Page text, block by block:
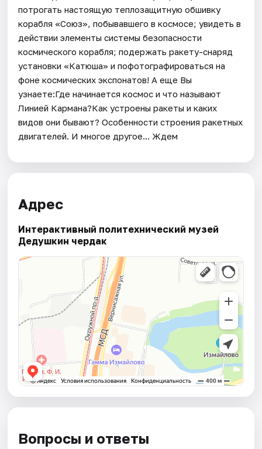
потрогать настоящую теплозащитную обшивку
корабля «Союз», побывавшего в космосе; увидеть в
действии элементы системы безопасности
космического корабля; подержать ракету-снаряд
установки «Катюша» и пофотографироваться на
фоне космических экспонатов! А еще Вы
узнаете:Где начинается космос и что называют
Линией Кармана?Как устроены ракеты и каких
видов они бывают? Особенности строения ракетных
двигателей. И многое другое... Ждем
Адрес
Интерактивный политехнический музей
Дедушкин чердак
Вопросы и ответы